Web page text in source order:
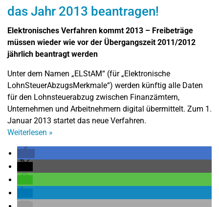
das Jahr 2013 beantragen!
Elektronisches Verfahren kommt 2013 – Freibeträge
müssen wieder wie vor der Übergangszeit 2011/2012
jährlich beantragt werden
Unter dem Namen „ELStAM“ (für „Elektronische
LohnSteuerAbzugsMerkmale“) werden künftig alle Daten
für den Lohnsteuerabzug zwischen Finanzämtern,
Unternehmen und Arbeitnehmern digital übermittelt. Zum 1.
Januar 2013 startet das neue Verfahren.
Weiterlesen »